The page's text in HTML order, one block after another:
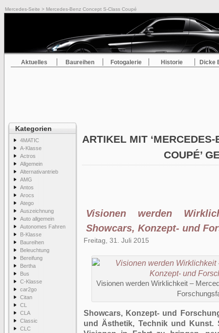
Mercedes-Seite > Mercedes-Benz Concept S-Class Coupé
Aktuelles Baureihen Fotogalerie Historie Dicke
Kategorien
4MATIC
A-Klasse
Actros
Allgemein
Alternativantrieb
AMG
Antos
Arocs
Atego
Auszeichnung
Auto allgemein
Autonomes Fahren
B-Klasse
Baureihen
Beleuchtung
Bereifung
Bertha
Bus
C-Klasse
car2go
Citan
CL
CLA
Classic
CLC
ARTIKEL MIT
COUPÉ’
Visionen werden
Showcars, Konzept- und
Freitag, 31. Juli 2015
Visionen werden Wirklichkeit –
Showcars, Konzept- und
und Ästhetik, Technik und Kunst.